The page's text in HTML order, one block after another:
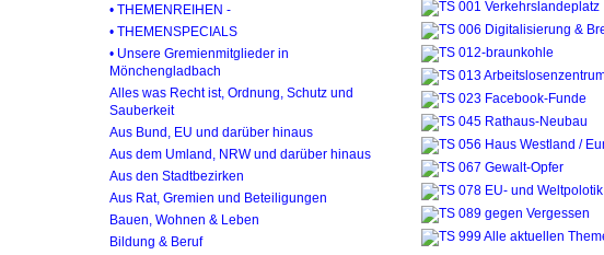
• THEMENREIHEN -
• THEMENSPECIALS
• Unsere Gremienmitglieder in
Mönchengladbach
Alles was Recht ist, Ordnung, Schutz und
Sauberkeit
Aus Bund, EU und darüber hinaus
Aus dem Umland, NRW und darüber hinaus
Aus den Stadtbezirken
Aus Rat, Gremien und Beteiligungen
Bauen, Wohnen & Leben
Bildung & Beruf